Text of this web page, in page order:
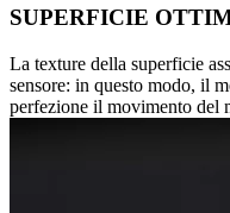
SUPERFICIE
La texture della superficie
sensore: in questo modo, il
perfezione il movimento del